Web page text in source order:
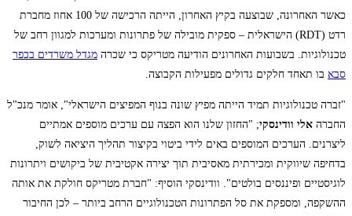
כאשר האחרונה, שבוצעה בקיץ האחרון, הייתה הרכישה של 100 אחוז מחברת
רדט (RDT) הישראלית – ספקית מובילה של פתרונות ומערכות למגוון רחב של
טכנולוגיות. בשבועות האחרונים הודיעה מטריקס כי שכרה מגדל משרדים בכפר
סבא בו תאחד חלקים גדולים מפעילות הקבוצה.
"זברה טכנולוגיות תמיד הייתה מפיץ שונה בנוף המפיצים הישראלי", אומר מנכ"ל
החברה אלי וודינסקי; "החזון שלנו הוא הפצה עם ערכים מוספים אמתיים
ליצרנים. הערכים המוספים באים לידי ביטוי בקיצור תהליך היציאה לשוק,
בדחיפה שיווקית ומכירתית מאסיבית תוך יצירה אקטיבית של ביקושים ויתרונות
לוגיסטיים ופיננסים בולטים". וודינסקי הוסיף: "חברת מטריקס חולקת את אותה
ההשקפה, ומספקת את סל הפתרונות הטכנולוגיים הרחב ביותר – לכן החיבור